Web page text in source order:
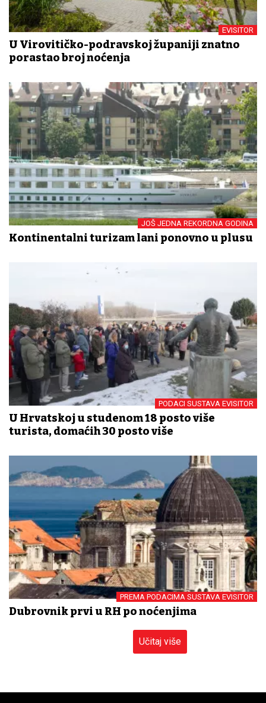
EVISITOR
U Virovitičko-podravskoj županiji znatno
porastao broj noćenja
JOŠ JEDNA REKORDNA GODINA
Kontinentalni turizam lani ponovno u plusu
PODACI SUSTAVA EVISITOR
U Hrvatskoj u studenom 18 posto više
turista, domaćih 30 posto više
PREMA PODACIMA SUSTAVA EVISITOR
Dubrovnik prvi u RH po noćenjima
Učitaj više